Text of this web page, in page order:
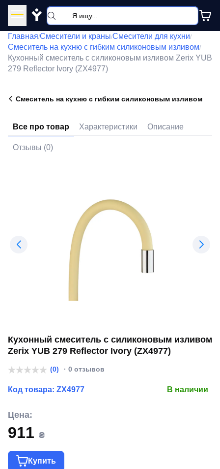
Y
Главная/Смесители и краны/Смесители для кухни/
Смеситель на кухню с гибким силиконовым изливом/
Кухонный смеситель с силиконовым изливом Zerix YUB
279 Reflector Ivory (ZX4977)
Смеситель на кухню с гибким силиконовым изливом
Все про товар Характеристики Описание
Отзывы (0)
Кухонный смеситель с силиконовым изливом
Zerix YUB 279 Reflector Ivory (ZX4977)
(0) · 0 отзывов
Код товара: ZX4977 В наличии
Цена:
911 ₴
Купить